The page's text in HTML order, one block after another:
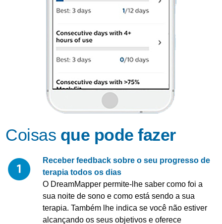
Coisas que pode fazer
Receber feedback sobre o seu progresso de
terapia todos os dias
O DreamMapper permite-lhe saber como foi a
sua noite de sono e como está sendo a sua
terapia. Também lhe indica se você não estiver
alcançando os seus objetivos e oferece